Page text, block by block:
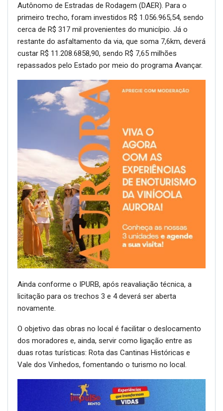
Autônomo de Estradas de Rodagem (DAER). Para o
primeiro trecho, foram investidos R$ 1.056.965,54, sendo
cerca de R$ 317 mil provenientes do município. Já o
restante do asfaltamento da via, que soma 7,6km, deverá
custar R$ 11.208.6858,90, sendo R$ 7,65 milhões
repassados pelo Estado por meio do programa Avançar.
Ainda conforme o IPURB, após reavaliação técnica, a
licitação para os trechos 3 e 4 deverá ser aberta
novamente.
O objetivo das obras no local é facilitar o deslocamento
dos moradores e, ainda, servir como ligação entre as
duas rotas turísticas: Rota das Cantinas Históricas e
Vale dos Vinhedos, fomentando o turismo no local.